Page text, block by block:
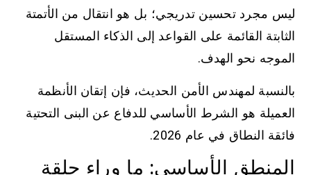
ليس مجرد تحسين تدريجي؛ بل هو انتقال من الأتمتة
الثابتة القائمة على القواعد إلى الذكاء المستقل
الموجه نحو الهدف.
بالنسبة لمهندس الأمن الحديث، فإن إتقان الأنظمة
العميلة هو الشرط الأساسي للدفاع عن البنى التحتية
فائقة النطاق في عام 2026.
المنطق الأساسي: ما وراء حلقة